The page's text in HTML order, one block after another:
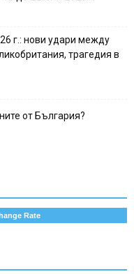
г.: нови удари между
трагедия в
от България?
Rate